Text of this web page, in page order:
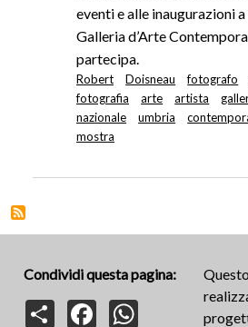
eventi e alle inaugurazioni a
Galleria d’Arte
partecipa.
Robert Doisneau fotografo
fotografia
arte artista
nazionale
umbria
mostra
Condividi questa pagina:
Share
FacebookWhatsApp